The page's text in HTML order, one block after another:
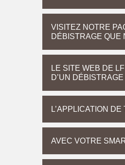
VISITEZ NOTRE
DÉBISTRAGE QUE
LE SITE WEB DE
D’UN
L’APPLICATION
AVEC VOTRE